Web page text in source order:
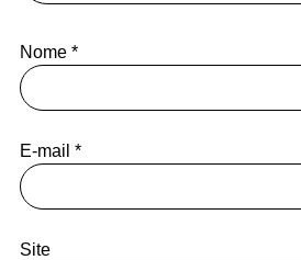
Nome *
E-mail *
Site